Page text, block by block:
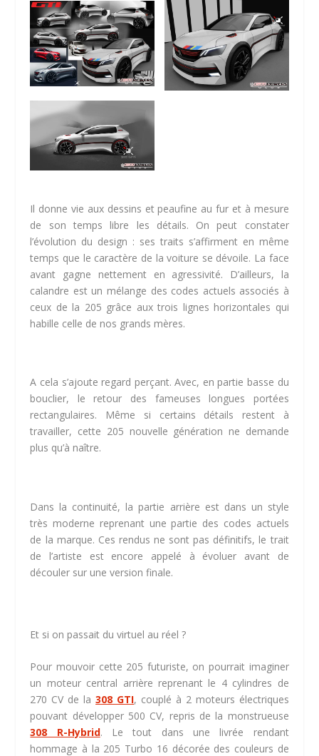
Il donne vie aux dessins et peaufine au fur et à mesure
de son temps libre les détails. On peut constater
l’évolution du design : ses traits s’affirment en même
temps que le caractère de la voiture se dévoile. La face
avant gagne nettement en agressivité. D’ailleurs, la
calandre est un mélange des codes actuels associés à
ceux de la 205 grâce aux trois lignes horizontales qui
habille celle de nos grands mères.
A cela s’ajoute regard perçant. Avec, en partie basse du
bouclier, le retour des fameuses longues portées
rectangulaires. Même si certains détails restent à
travailler, cette 205 nouvelle génération ne demande
plus qu’à naître.
Dans la continuité, la partie arrière est dans un style
très moderne reprenant une partie des codes actuels
de la marque. Ces rendus ne sont pas définitifs, le trait
de l’artiste est encore appelé à évoluer avant de
découler sur une version finale.
Et si on passait du virtuel au réel ?
Pour mouvoir cette 205 futuriste, on pourrait imaginer
un moteur central arrière reprenant le 4 cylindres de
270 CV de la308 GTI, couplé à 2 moteurs électriques
pouvant développer 500 CV, repris de la monstrueuse
308 R-Hybrid. Le tout dans une livrée rendant
hommage à la 205 Turbo 16 décorée des couleurs de